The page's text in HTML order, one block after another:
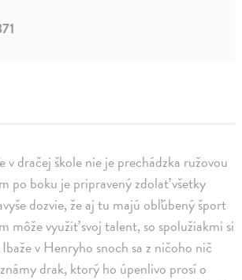
v dračej škole nie je prechádzka ružovou
po boku je pripravený zdolať všetky
dozvie, že aj tu majú obľúbený šport
môže využiť svoj talent, so spolužiakmi si
v Henryho snoch sa z ničoho nič
drak, ktorý ho úpenlivo prosí o